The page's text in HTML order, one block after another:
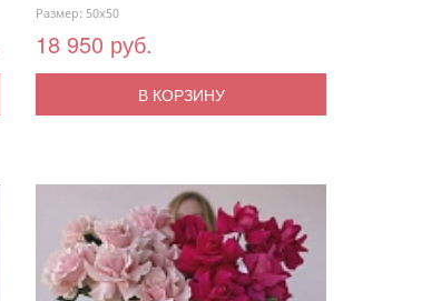
Размер: 50x50
18 950 руб.
В КОРЗИНУ